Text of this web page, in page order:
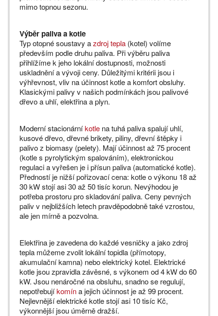
mimo topnou sezonu.
Výběr paliva a kotle
Typ otopné soustavy azdroj tepla (kotel) volíme
především podle druhu paliva. Při výběru paliva
přihlížíme k jeho lokální dostupnosti, možnosti
uskladnění a vývoji ceny. Důležitými kritérii jsou i
výhřevnost, vliv na účinnost kotle a komfort obsluhy.
Klasickými palivy v našich podmínkách jsou palivové
dřevo a uhlí, elektřina a plyn.
Moderní stacionárníkotle na tuhá paliva spalují uhlí,
kusové dřevo, dřevné brikety, piliny, dřevní štěpky i
palivo z biomasy (pelety). Mají účinnost až 75 procent
(kotle s pyrolytickým spalováním), elektronickou
regulaci a vyřešen je i přísun paliva (automatické kotle).
Předností je nižší pořizovací cena: kotle o výkonu 18 až
30 kW stojí asi 30 až 50 tisíc korun. Nevýhodou je
potřeba prostoru pro skladování paliva. Ceny pevných
paliv v nejbližších letech pravděpodobně také vzrostou,
ale jen mírně a pozvolna.
Elektřina je zavedena do každé vesničky a jako zdroj
tepla můžeme zvolit lokální topidla (přímotopy,
akumulační kamna) nebo elektrický kotel. Elektrické
kotle jsou zpravidla závěsné, s výkonem od 4 kW do 60
kW. Jsou nenáročné na obsluhu, snadno se regulují,
nepotřebujíkomína jejich účinnost je až 99 procent.
Nejlevnější elektrické kotle stojí asi 10 tisíc Kč,
výkonnější jsou úměrně dražší.